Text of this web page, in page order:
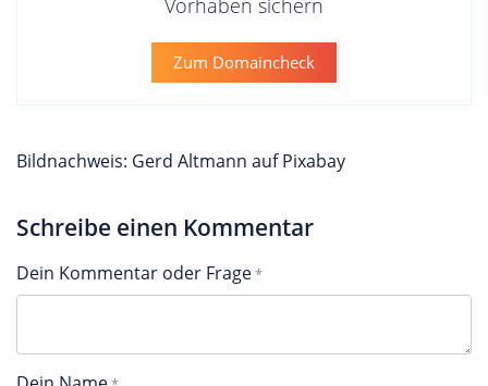
Vorhaben sichern
Zum Domaincheck
Bildnachweis: Gerd Altmann auf Pixabay
Schreibe einen Kommentar
Dein Kommentar oder Frage